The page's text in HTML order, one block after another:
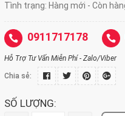
Tình trạng: Hàng mới - Còn
0911717178
Hỗ Trợ Tư Vấn Miễn Phí - Zalo/Viber
Chia sẻ:
SỐ LƯỢNG: